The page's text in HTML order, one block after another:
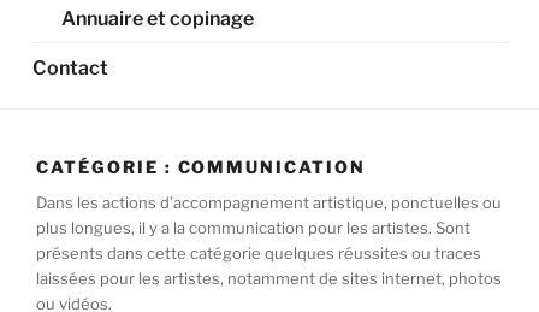
Annuaire et copinage
Contact
CATÉGORIE : COMMUNICATION
Dans les actions d’accompagnement artistique, ponctuelles ou
plus longues, il y a la communication pour les artistes. Sont
présents dans cette catégorie quelques réussites ou traces
laissées pour les artistes, notamment de sites internet, photos
ou vidéos.